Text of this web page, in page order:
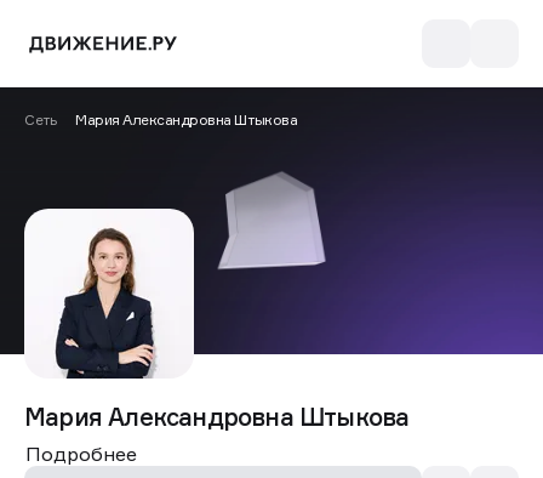
Сеть Мария Александровна Штыкова
Мария Александровна Штыкова
Подробнее